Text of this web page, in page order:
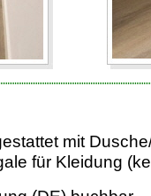
mit
für Kleidung